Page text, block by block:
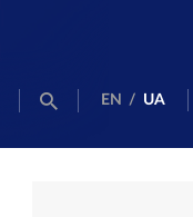
EN / UA